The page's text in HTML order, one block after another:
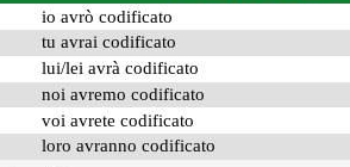
io avrò codificato
tu avrai codificato
lui/lei avrà codificato
noi avremo codificato
voi avrete codificato
loro avranno codificato